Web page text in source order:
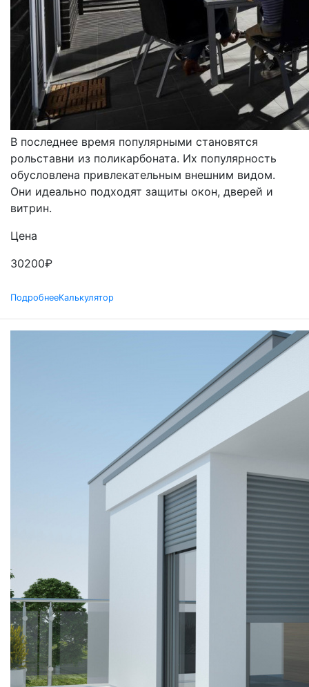
РОЛЬСТАВНИ
ПРОЗРАЧНЫЕ
В последнее время популярными становятся
рольставни из поликарбоната. Их популярность
обусловлена привлекательным внешним видом.
Они идеально подходят защиты окон, дверей и
витрин.
Цена
30200₽
ПодробнееКалькулятор